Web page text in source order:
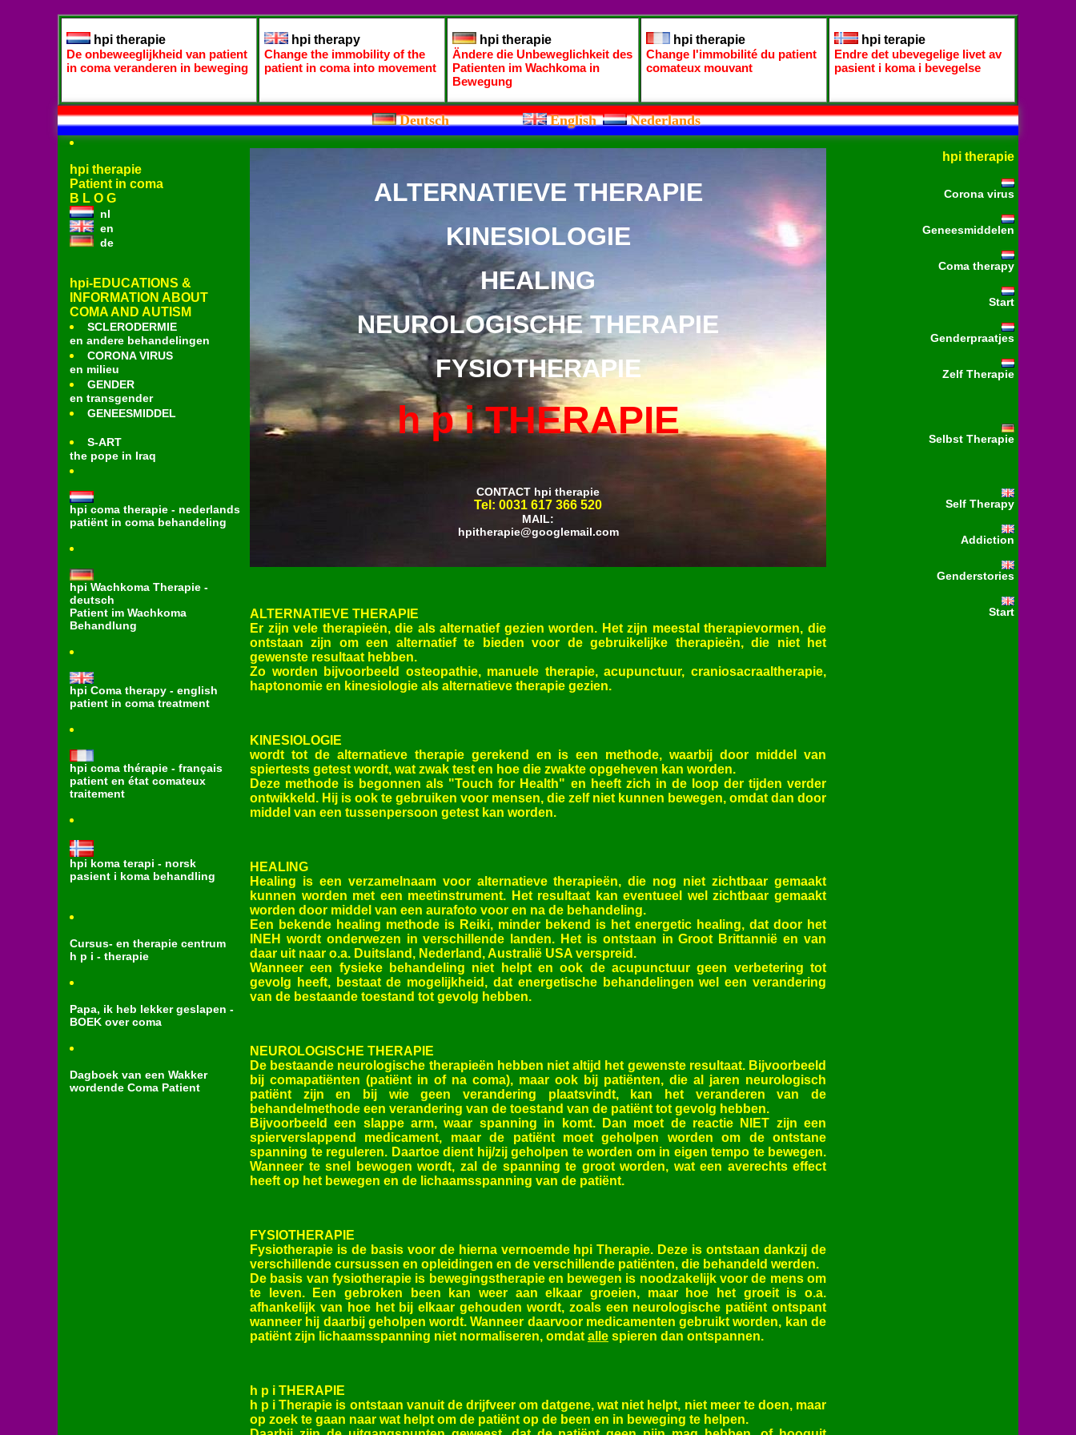
hpi therapie
De onbeweeglijkheid van patient
in coma veranderen in beweging
hpi therapy
Change the immobility of the
patient in coma into movement
hpi therapie
Ändere die Unbeweglichkeit des
Patienten im Wachkoma in
Bewegung
hpi therapie
Change l'immobilité du patient
comateux mouvant
hpi terapie
Endre det ubevegelige livet av
pasient i koma i bevegelse
Deutsch English Nederlands
hpi therapie
Patient in coma
B L O G
nl
en
de
hpi-EDUCATIONS &
INFORMATION ABOUT
COMA AND AUTISM
SCLERODERMIE
en andere behandelingen
CORONA VIRUS
en milieu
GENDER
en transgender
GENEESMIDDEL
S-ART
the pope in Iraq
hpi coma therapie - nederlands
patiënt in coma behandeling
hpi Wachkoma Therapie -
deutsch
Patient im Wachkoma
Behandlung
hpi Coma therapy - english
patient in coma treatment
hpi coma thérapie - français
patient en état comateux
traitement
hpi koma terapi - norsk
pasient i koma behandling
Cursus- en therapie centrum
h p i - therapie
Papa, ik heb lekker geslapen -
BOEK over coma
Dagboek van een Wakker
wordende Coma Patient
ALTERNATIEVE THERAPIE
KINESIOLOGIE
HEALING
NEUROLOGISCHE THERAPIE
FYSIOTHERAPIE
h p i THERAPIE
CONTACT hpi therapie
Tel: 0031 617 366 520
MAIL:
hpitherapie@googlemail.com
ALTERNATIEVE THERAPIE
Er zijn vele therapieën, die als alternatief gezien worden. Het zijn meestal therapievormen, die
ontstaan zijn om een alternatief te bieden voor de gebruikelijke therapieën, die niet het
gewenste resultaat hebben.
Zo worden bijvoorbeeld osteopathie, manuele therapie, acupunctuur, craniosacraaltherapie,
haptonomie en kinesiologie als alternatieve therapie gezien.
KINESIOLOGIE
wordt tot de alternatieve therapie gerekend en is een methode, waarbij door middel van
spiertests getest wordt, wat zwak test en hoe die zwakte opgeheven kan worden.
Deze methode is begonnen als "Touch for Health" en heeft zich in de loop der tijden verder
ontwikkeld. Hij is ook te gebruiken voor mensen, die zelf niet kunnen bewegen, omdat dan door
middel van een tussenpersoon getest kan worden.
HEALING
Healing is een verzamelnaam voor alternatieve therapieën, die nog niet zichtbaar gemaakt
kunnen worden met een meetinstrument. Het resultaat kan eventueel wel zichtbaar gemaakt
worden door middel van een aurafoto voor en na de behandeling.
Een bekende healing methode is Reiki, minder bekend is het energetic healing, dat door het
INEH wordt onderwezen in verschillende landen. Het is ontstaan in Groot Brittannië en van
daar uit naar o.a. Duitsland, Nederland, Australië USA verspreid.
Wanneer een fysieke behandeling niet helpt en ook de acupunctuur geen verbetering tot
gevolg heeft, bestaat de mogelijkheid, dat energetische behandelingen wel een verandering
van de bestaande toestand tot gevolg hebben.
NEUROLOGISCHE THERAPIE
De bestaande neurologische therapieën hebben niet altijd het gewenste resultaat. Bijvoorbeeld
bij comapatiënten (patiënt in of na coma), maar ook bij patiënten, die al jaren neurologisch
patiënt zijn en bij wie geen verandering plaatsvindt, kan het veranderen van de
behandelmethode een verandering van de toestand van de patiënt tot gevolg hebben.
Bijvoorbeeld een slappe arm, waar spanning in komt. Dan moet de reactie NIET zijn een
spierverslappend medicament, maar de patiënt moet geholpen worden om de ontstane
spanning te reguleren. Daartoe dient hij/zij geholpen te worden om in eigen tempo te bewegen.
Wanneer te snel bewogen wordt, zal de spanning te groot worden, wat een averechts effect
heeft op het bewegen en de lichaamsspanning van de patiënt.
FYSIOTHERAPIE
Fysiotherapie is de basis voor de hierna vernoemde hpi Therapie. Deze is ontstaan dankzij de
verschillende cursussen en opleidingen en de verschillende patiënten, die behandeld werden.
De basis van fysiotherapie is bewegingstherapie en bewegen is noodzakelijk voor de mens om
te leven. Een gebroken been kan weer aan elkaar groeien, maar hoe het groeit is o.a.
afhankelijk van hoe het bij elkaar gehouden wordt, zoals een neurologische patiënt ontspant
wanneer hij daarbij geholpen wordt. Wanneer daarvoor medicamenten gebruikt worden, kan de
patiënt zijn lichaamsspanning niet normaliseren, omdat alle spieren dan ontspannen.
h p i THERAPIE
h p i Therapie is ontstaan vanuit de drijfveer om datgene, wat niet helpt, niet meer te doen, maar
op zoek te gaan naar wat helpt om de patiënt op de been en in beweging te helpen.
hpi therapie
Corona virus
Geneesmiddelen
Coma therapy
Start
Genderpraatjes
Zelf Therapie
Selbst Therapie
Self Therapy
Addiction
Genderstories
Start